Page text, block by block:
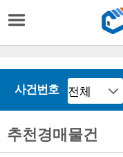
사건번호
추천경매물건